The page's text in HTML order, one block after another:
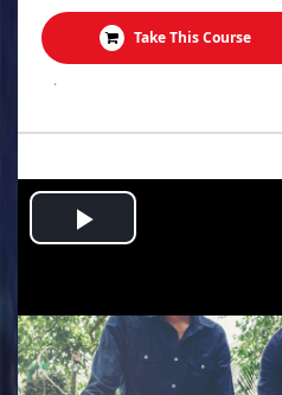
Take This Course
.
Play